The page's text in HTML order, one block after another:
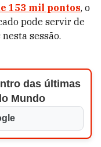
153 mil pontos, o
pode servir de
sessão.
das últimas
Mundo